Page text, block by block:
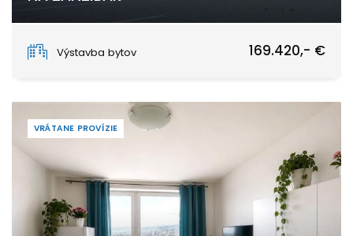
Výstavba bytov
169.420,- €
VRÁTANE PROVÍZIE